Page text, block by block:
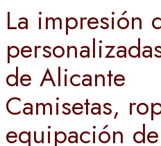
La impresión
de Alicante
Camisetas,
equipación